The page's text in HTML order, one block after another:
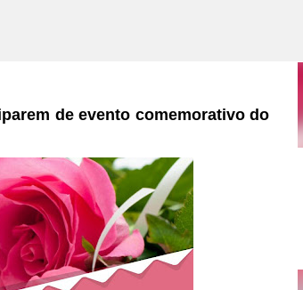
VEJA A DATA.
QCG
de evento comemorativo do